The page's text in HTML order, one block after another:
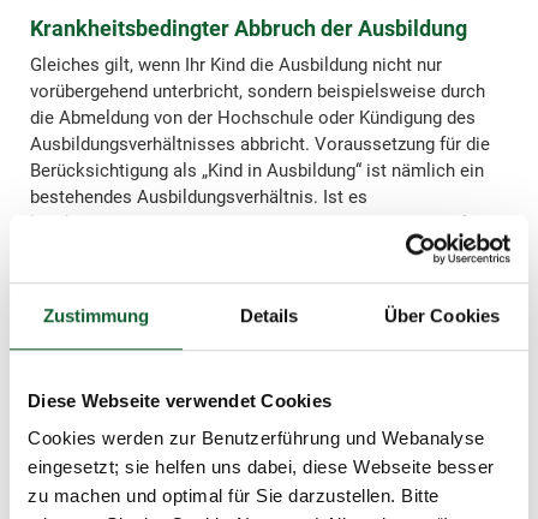
Zustimmung Details Über Cookies
Diese Webseite verwendet Cookies
Cookies werden zur Benutzerführung und Webanalyse
eingesetzt; sie helfen uns dabei, diese Webseite besser
zu machen und optimal für Sie darzustellen. Bitte
Krankheitsbedingter Abbruch der Ausbildung
Gleiches gilt, wenn Ihr Kind die Ausbildung nicht nur
vorübergehend unterbricht, sondern beispielsweise durch
die Abmeldung von der Hochschule oder Kündigung des
Ausbildungsverhältnisses abbricht. Voraussetzung für die
Berücksichtigung als „Kind in Ausbildung“ ist nämlich ein
bestehendes Ausbildungsverhältnis. Ist es
krankheitsbedingt dann nicht in der Lage, sich ernsthaft um
eine Ausbildungsstelle zu bemühen oder die Lehre zum
einer vorübergehenden Erkrankung und nachgewiesener
Ausbildungswilligkeit weiterhin mit bei der Gewährung von
Kindergeld oder Kinderfreibeträgen berücksichtigt.
Von einer vorübergehenden Erkrankung geht die
krankheitsbedingten Funktionsbeeinträchtigungen mit
hoher Wahrscheinlichkeit nicht länger als sechs Monate
andauern. In solchen Fällen muss der behandelnde Arzt das